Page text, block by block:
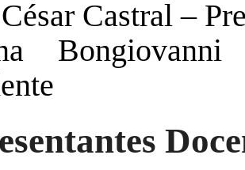
Castral –